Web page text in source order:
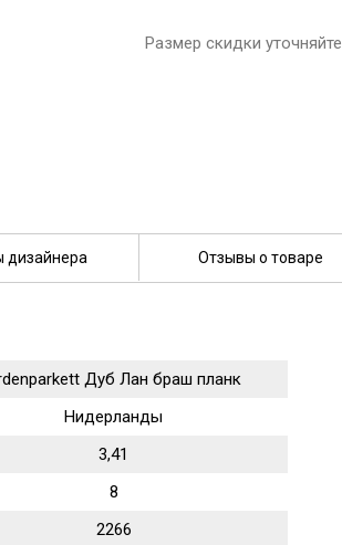
Размер скидки
дизайнера Отзывы о товаре
Дуб Лан браш планк
Нидерланды
3,41
8
2266